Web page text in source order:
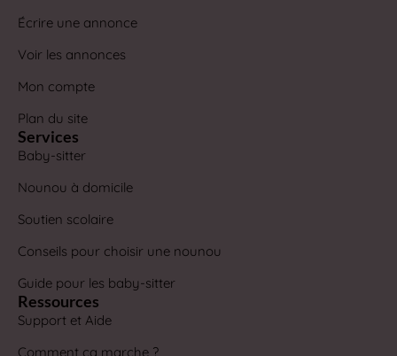
Écrire une annonce
Voir les annonces
Mon compte
Plan du site
Services
Baby-sitter
Nounou à domicile
Soutien scolaire
Conseils pour choisir une nounou
Guide pour les baby-sitter
Ressources
Support et Aide
Comment ça marche ?